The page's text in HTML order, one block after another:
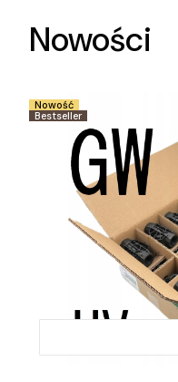
Nowości
Bestseller
Nowość